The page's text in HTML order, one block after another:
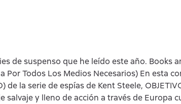
de suspenso que he leído este año. Books
Por Todos Los Medios Necesarios) En esta
de la serie de espías de Kent Steele,
salvaje y lleno de acción a través de Europa